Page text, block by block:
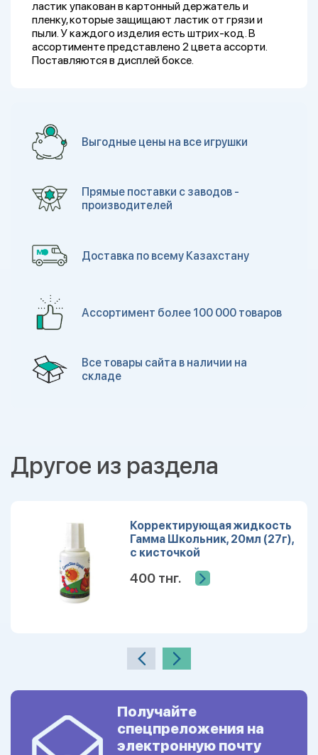
ластик упакован в картонный держатель и
пленку, которые защищают ластик от грязи и
пыли. У каждого изделия есть штрих-код. В
ассортименте представлено 2 цвета ассорти.
Поставляются в дисплей боксе.
Выгодные цены на все игрушки
Прямые поставки с заводов -
производителей
Доставка по всему Казахстану
Ассортимент более 100 000 товаров
Все товары сайта в наличии на
складе
Другое из раздела
Корректирующая жидкость
Гамма Школьник, 20мл (27г),
с кисточкой
400 тнг.
Получайте
спецпреложения на
электронную почту